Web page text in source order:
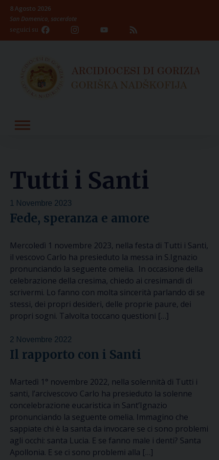
Skip
content
8 Agosto 2026
San Domenico, sacerdote
seguici su Facebook InstagramYouTube
Channel
Tutti i Santi
1 Novembre 2023
Fede, speranza e amore
Mercoledì 1 novembre 2023, nella festa di Tutti i Santi,
il vescovo Carlo ha presieduto la messa in S.Ignazio
pronunciando la seguente omelia. ​In occasione della
celebrazione della cresima, chiedo ai cresimandi di
scrivermi. Lo fanno con molta sincerità parlando di se
stessi, dei propri desideri, delle proprie paure, dei
propri sogni. Talvolta toccano questioni […]
2 Novembre 2022
Il rapporto con i Santi
Martedì 1° novembre 2022, nella solennità di Tutti i
santi, l’arcivescovo Carlo ha presieduto la solenne
concelebrazione eucaristica in Sant’Ignazio
pronunciando la seguente omelia. Immagino che
sappiate chi è la santa da invocare se ci sono problemi
agli occhi: santa Lucia. E se fanno male i denti? Santa
Apollonia. E se ci sono problemi alla […]